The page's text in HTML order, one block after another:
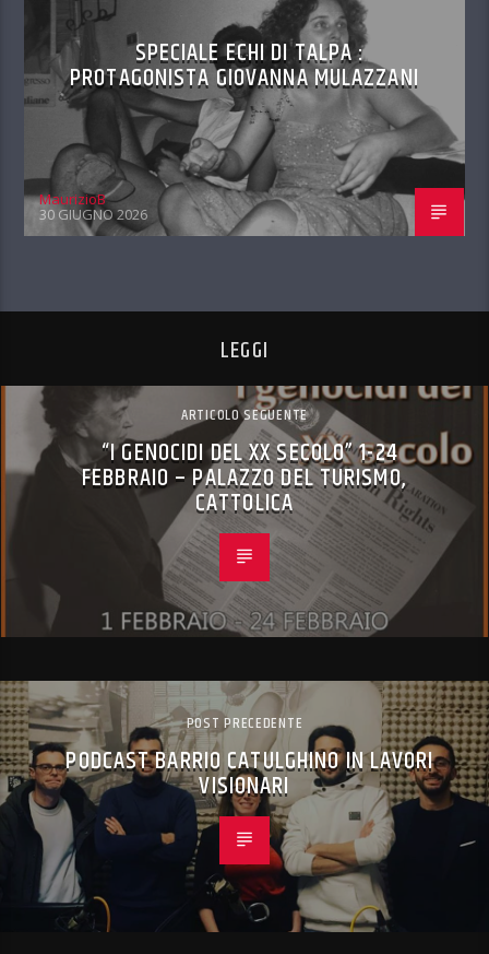
SPECIALE ECHI DI TALPA :
PROTAGONISTA GIOVANNA MULAZZANI
MaurizioB
30 GIUGNO 2026
LEGGI
ARTICOLO SEGUENTE
“I GENOCIDI DEL XX SECOLO” 1-24
FEBBRAIO – PALAZZO DEL TURISMO,
CATTOLICA
POST PRECEDENTE
PODCAST BARRIO CATULGHINO IN LAVORI
VISIONARI